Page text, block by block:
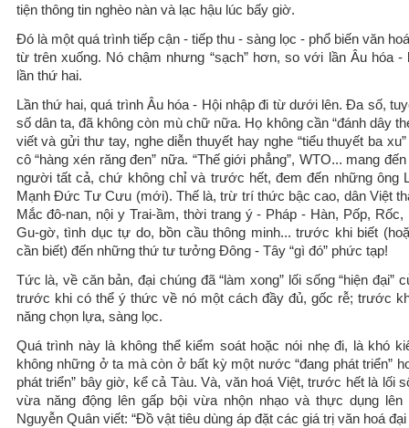
tiện thông tin nghèo nàn và lạc hậu lúc bấy giờ.
Đó là một quá trình tiếp cận - tiếp thu - sàng lọc - phổ biến văn
từ trên xuống. Nó chậm nhưng “sạch” hơn, so với lần Âu hóa -
lần thứ hai.
Lần thứ hai, quá trình Âu hóa - Hội nhập đi từ dưới lên. Đa số,
số dân ta, đã không còn mù chữ nữa. Họ không cần “đánh dây
viết và gửi thư tay, nghe diễn thuyết hay nghe “tiểu thuyết ba
cô “hàng xén răng đen” nữa. “Thế giới phẳng”, WTO... mang
người tất cả, chứ không chỉ và trước hết, đem đến những ông
Mạnh Đức Tư Cưu (mới). Thế là, trừ trí thức bậc cao, dân Việt
Mắc đô-nan, nội y Trai-ầm, thời trang ý - Pháp - Hàn, Pốp, Rốc,
Gu-gờ, tình dục tự do, bồn cầu thông minh... trước khi biết
cần biết) đến những thứ tư tưởng Đông - Tây “gì đó” phức tạp!
Tức là, về căn bản, đại chúng đã “làm xong” lối sống “hiện đại”
trước khi có thể ý thức về nó một cách đầy đủ, gốc rễ; trước
năng chọn lựa, sàng lọc.
Quá trình này là không thể kiểm soát hoặc nói nhẹ đi, là khó
không những ở ta mà còn ở bất kỳ một nước “đang phát triển”
phát triển” bây giờ, kể cả Tàu. Và, văn hoá Việt, trước hết là lối
vừa năng động lên gấp bội vừa nhộn nhạo và thực dụng lên
Nguyễn Quân viết: “Đồ vật tiêu dùng áp đặt các giá trị văn hoá